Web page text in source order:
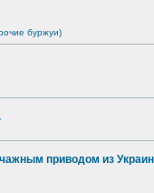
буржуи)
приводом из